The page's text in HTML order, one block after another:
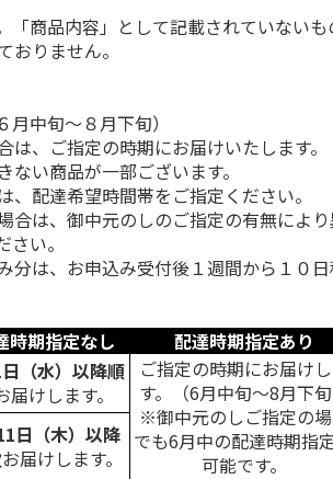
商品内容」として記載されていないも
おりません。
中旬～８月下旬）
、ご指定の時期にお届けいたします。
い商品が一部ございます。
配達希望時間帯をご指定ください。
合は、御中元のしのご指定の有無によ
い。
分は、お申込み受付後１週間から１０
時期指定なし
配達時期指定あり
（水）以降順
届けします。
ご指定の時期にお届け
す。（6月中旬～8月下旬
※御中元のしご指定の
でも6月中の配達時期指
可能です。
日（木）以降
お届けします。